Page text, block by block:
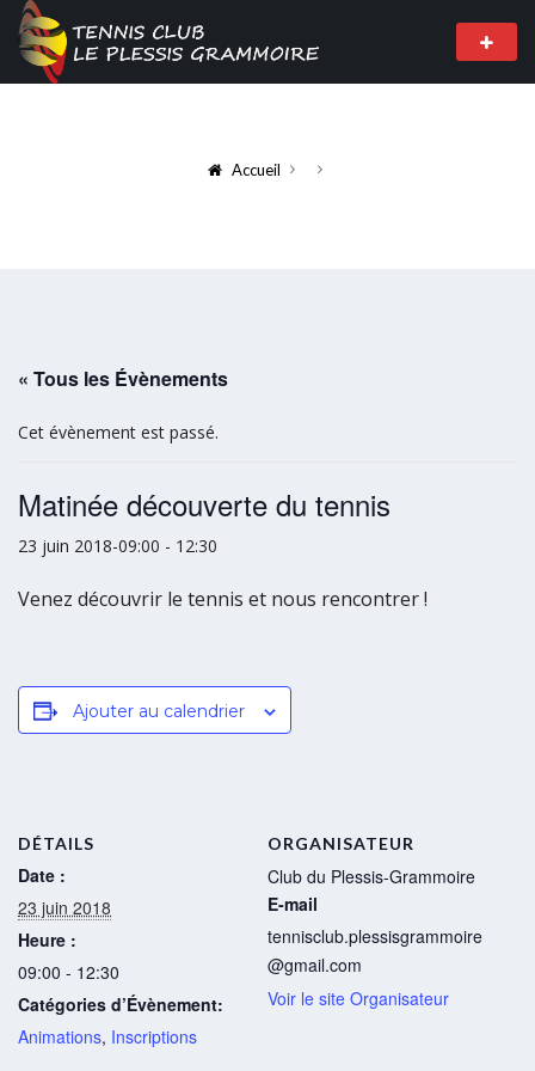
Accueil
« Tous les Évènements
Cet évènement est passé.
Matinée découverte du tennis
23 juin 2018-09:00 - 12:30
Venez découvrir le tennis et nous rencontrer !
Ajouter au calendrier
DÉTAILS
Date :
23 juin 2018
Heure :
09:00 - 12:30
Catégories d’Évènement:
Animations, Inscriptions
ORGANISATEUR
Club du Plessis-Grammoire
E-mail
tennisclub.plessisgrammoire
@gmail.com
Voir le site Organisateur